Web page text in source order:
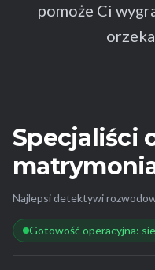
pomoże Ci
Specjaliści
Najlepsi detektywi
Gotowość operacyjna: